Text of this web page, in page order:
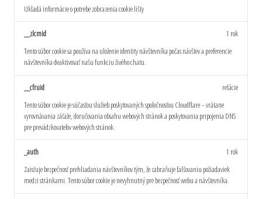
Ukladá informácie o potrebe zobrazenia cookie lišty
__zlcmid
Tento súbor cookie sa používa na uloženie identity návštevníka počas návštev a preferencie
návštevníka deaktivovať našu funkciu živého chatu.
1 rok
__cfruid
Tento súbor cookie je súčasťou služieb poskytovaných spoločnosťou Cloudflare – vrátane
vyrovnávania záťaže, doručovania obsahu webových stránok a poskytovania pripojenia DNS
pre prevádzkovateľov webových stránok.
relácie
_auth
Zaisťuje bezpečnosť prehliadania návštevníkov tým, že zabraňuje falšovaniu požiadaviek
medzi stránkami. Tento súbor cookie je nevyhnutný pre bezpečnosť webu a návštevníka.
1 rok